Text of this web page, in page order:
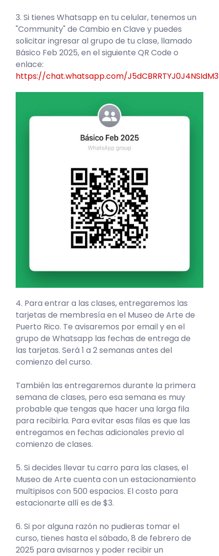
3. Si tienes Whatsapp en tu celular, tenemos un
"Community" de Cambio en Clave y puedes
solicitar ingresar al grupo de tu clase, llamado
Básico Feb 2025, en el siguiente QR Code o
enlace:
https://chat.whatsapp.com/
4. Para entrar a las clases, entregaremos las
tarjetas de membresía en el Museo de Arte de
Puerto Rico. Te avisaremos por email y en el
grupo de Whatsapp las fechas de entrega de
las tarjetas. Será 1 a 2 semanas antes del
comienzo del curso.
También las entregaremos durante la primera
semana de clases, pero esa semana es muy
probable que tengas que hacer una larga fila
para recibirla. Para evitar esas filas es que las
entregamos en fechas adicionales previo al
comienzo de clases.
5. Si decides llevar tu carro para las clases, el
Museo de Arte cuenta con un estacionamiento
multipisos con 500 espacios. El costo para
estacionarte allí es de $3.
6. Si por alguna razón no pudieras tomar el
curso, tienes hasta el sábado, 8 de febrero de
2025 para avisarnos y poder recibir un